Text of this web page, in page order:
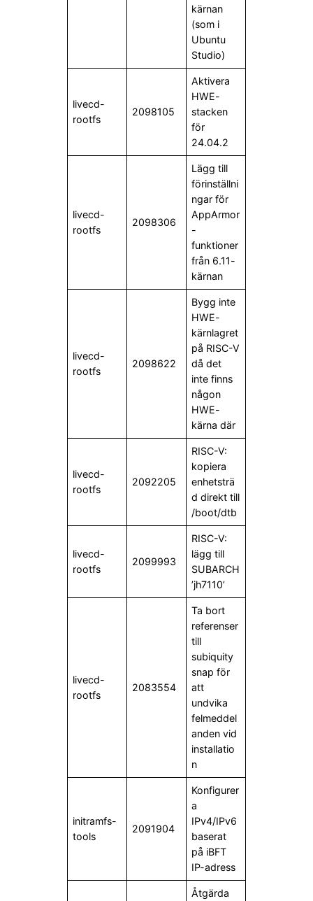
kärnan
(som i
Ubuntu
Studio)
livecd-
rootfs
2098105
Aktivera
HWE-
stacken
för
24.04.2
livecd-
rootfs
2098306
Lägg till
förinställni
ngar för
AppArmor
-
funktioner
från 6.11-
kärnan
livecd-
rootfs
2098622
Bygg inte
HWE-
kärnlagret
på RISC-V
då det
inte finns
någon
HWE-
kärna där
livecd-
rootfs
2092205
RISC-V:
kopiera
enhetsträ
d direkt till
/boot/dtb
livecd-
rootfs
2099993
RISC-V:
lägg till
SUBARCH
’jh7110’
livecd-
rootfs
2083554
Ta bort
referenser
till
subiquity
snap för
att
undvika
felmeddel
anden vid
installatio
n
initramfs-
tools
2091904
Konfigurer
a
IPv4/IPv6
baserat
på iBFT
IP-adress
Åtgärda